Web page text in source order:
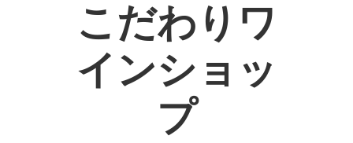
こだわりワ
インショッ
プ